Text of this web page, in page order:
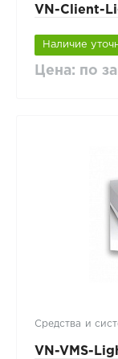
VN-Client-
Наличие
Цена: по
Средства и
VN-VMS-